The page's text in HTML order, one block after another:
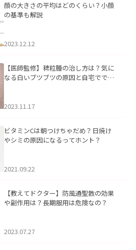
顔の大きさの平均はどのくらい？小顔
の基準も解説
2023.12.12
【医師監修】稗粒腫の治し方は？気に
なる白いブツブツの原因と自宅ででき
2023.11.17
ビタミンCは朝つけちゃだめ？日焼け
やシミの原因になるってホント？
2021.09.22
【教えてドクター】防風通聖散の効果
や副作用は？長期服用は危険なの？
2023.07.27